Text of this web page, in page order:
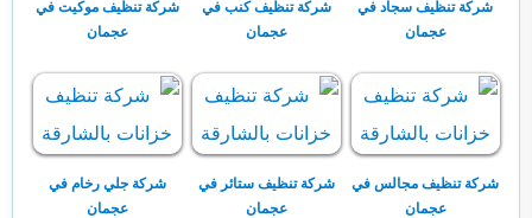
شركة تنظيف سجاد في
عجمان
شركة تنظيف كنب في
عجمان
شركة تنظيف موكيت في
عجمان
شركة تنظيف مجالس في
عجمان
شركة تنظيف ستائر في
عجمان
شركة جلي رخام في
عجمان